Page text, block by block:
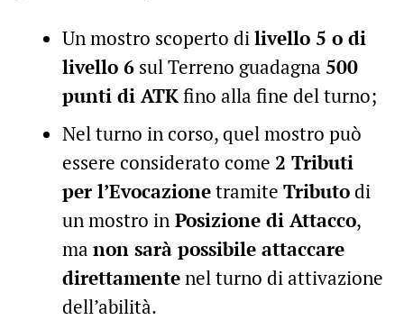
Un mostro scoperto dilivello 5 o di
livello 6sul Terreno guadagna 500
punti di ATKfino alla fine del turno;
Nel turno in corso, quel mostro può
essere considerato come 2 Tributi
per l’Evocazionetramite Tributodi
un mostro inPosizione di Attacco,
ma non sarà possibile attaccare
direttamentenel turno di attivazione
dell’abilità.